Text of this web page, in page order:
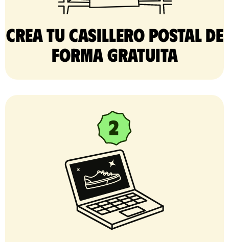
Crea tu casillero postal de
forma gratuita​